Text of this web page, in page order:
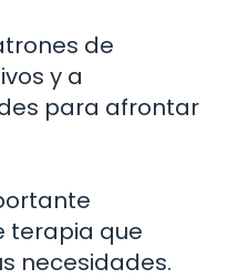
de
y a
para afrontar
terapia que
necesidades.